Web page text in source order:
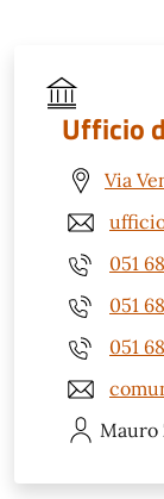
Ufficio
Via
051
051
051
Mauro